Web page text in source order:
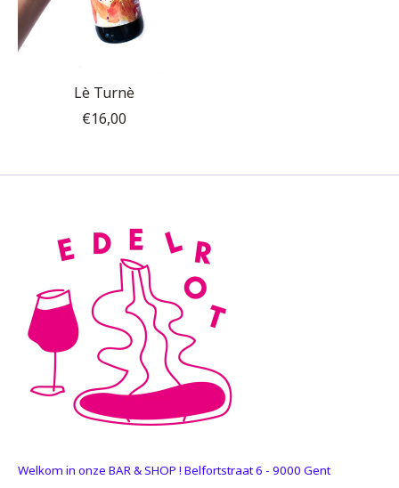
Lè Turnè
€16,00
Welkom in onze BAR & SHOP ! Belfortstraat 6 - 9000 Gent